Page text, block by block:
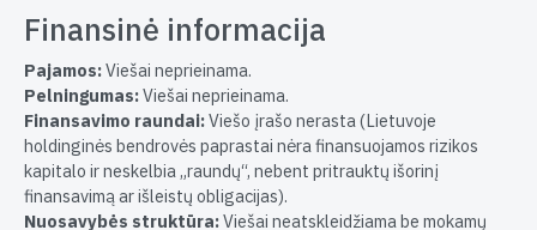
Finansinė informacija
Pajamos:Viešai neprieinama.
Pelningumas:Viešai neprieinama.
Finansavimo raundai:Viešo įrašo nerasta (Lietuvoje
holdinginės bendrovės paprastai nėra finansuojamos rizikos
kapitalo ir neskelbia „raundų“, nebent pritrauktų išorinį
finansavimą ar išleistų obligacijas).
Nuosavybės struktūra:Viešai neatskleidžiama be mokamų